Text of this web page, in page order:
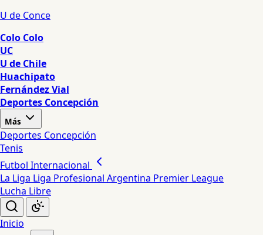
U de Conce
Colo Colo
UC
U de Chile
Huachipato
Fernández Vial
Deportes Concepción
Más
Deportes Concepción
Tenis
Futbol Internacional
La Liga Liga Profesional Argentina Premier League
Lucha Libre
Inicio